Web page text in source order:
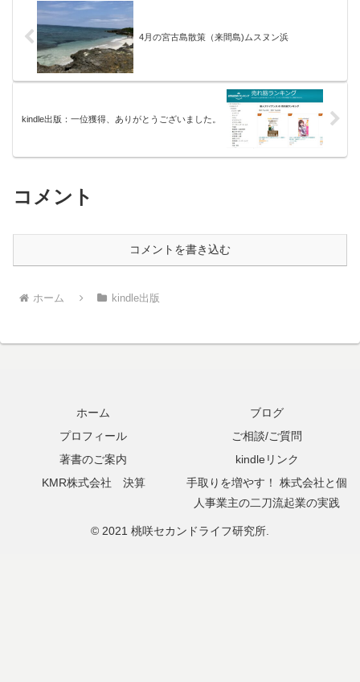
ンテンツは、大きくわけて、「定年前に
4月の宮古島散策（来間島)ムスヌン浜
kindle出版：一位獲得、ありがとうございました。
コメント
コメントを書き込む
ホーム kindle出版
ホーム
ブログ
プロフィール
ご相談/ご質問
著書のご案内
kindleリンク
KMR株式会社 決算
手取りを増やす！ 株式会社と個
人事業主の二刀流起業の実践
© 2021 桃咲セカンドライフ研究所.